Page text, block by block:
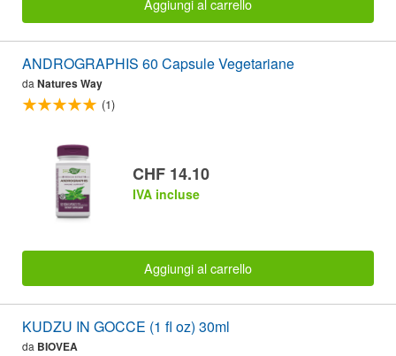
Aggiungi al carrello
ANDROGRAPHIS 60 Capsule Vegetariane
da Natures Way
(1)
CHF 14.10
IVA incluse
Aggiungi al carrello
KUDZU IN GOCCE (1 fl oz) 30ml
da BIOVEA